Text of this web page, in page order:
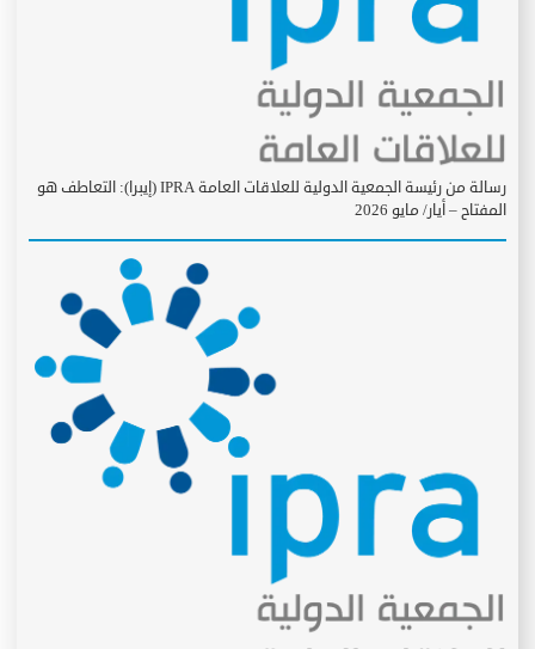
رسالة من رئيسة الجمعية الدولية للعلاقات العامة IPRA (إيبرا): التعاطف هو
المفتاح – أيار/ مايو 2026